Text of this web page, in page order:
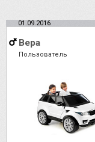
01.09.2016
Вера
Пользователь